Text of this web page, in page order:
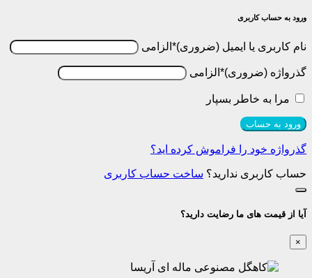
ورود به حساب کاربری
نام کاربری یا ایمیل * الزامی
گذرواژه * الزامی
مرا به خاطر بسپار
ورود به حساب
گذرواژه خود را فراموش کرده اید؟
حساب کاربری ندارید؟ ساخت حساب کاربری
آیا از قیمت های ما رضایت دارید؟
×